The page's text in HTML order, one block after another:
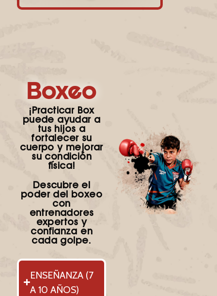
Boxeo
¡Practicar Box
puede ayudar a
tus hijos a
fortalecer su
cuerpo y mejorar
su condición
física!
Descubre el
poder del boxeo
con
entrenadores
expertos y
confianza en
cada golpe.
ENSEÑANZA (7
A 10 AÑOS)